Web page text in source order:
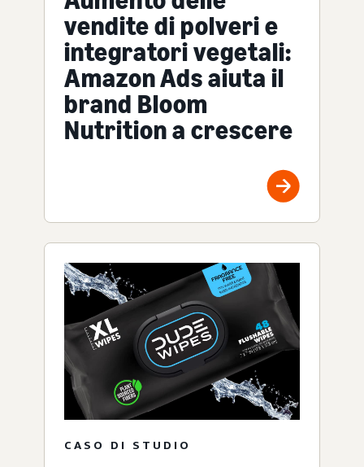
vendite di polveri e
integratori vegetali:
Amazon Ads aiuta il
brand Bloom
Nutrition a crescere
CASO DI STUDIO